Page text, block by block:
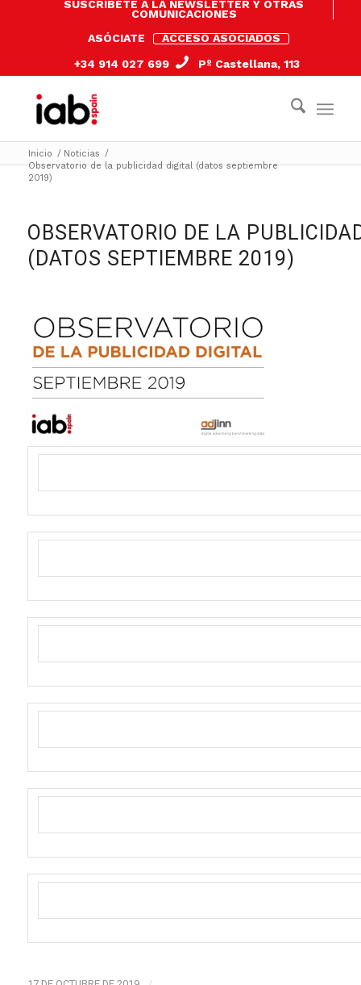
SUSCRÍBETE A LA NEWSLETTER Y OTRAS
COMUNICACIONES
ASÓCIATE
ACCESO ASOCIADOS
+34 914 027 699
Pº Castellana, 113
Inicio / Noticias /
Observatorio de la publicidad digital (datos septiembre
2019)
OBSERVATORIO DE LA
(DATOS SEPTIEMBRE 2019)